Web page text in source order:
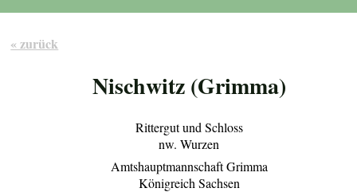
« zurück
Nischwitz (Grimma)
Rittergut und Schloss
nw. Wurzen
Amtshauptmannschaft Grimma
Königreich Sachsen